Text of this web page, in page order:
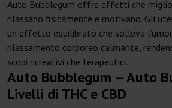
Auto Bubblegum offre effetti che
rilassano fisicamente e motivano. Gli
un effetto equilibrato che solleva
rilassamento corporeo calmante,
scopi ricreativi che terapeutici.
Auto Bubblegum – Auto
Livelli di THC e CBD